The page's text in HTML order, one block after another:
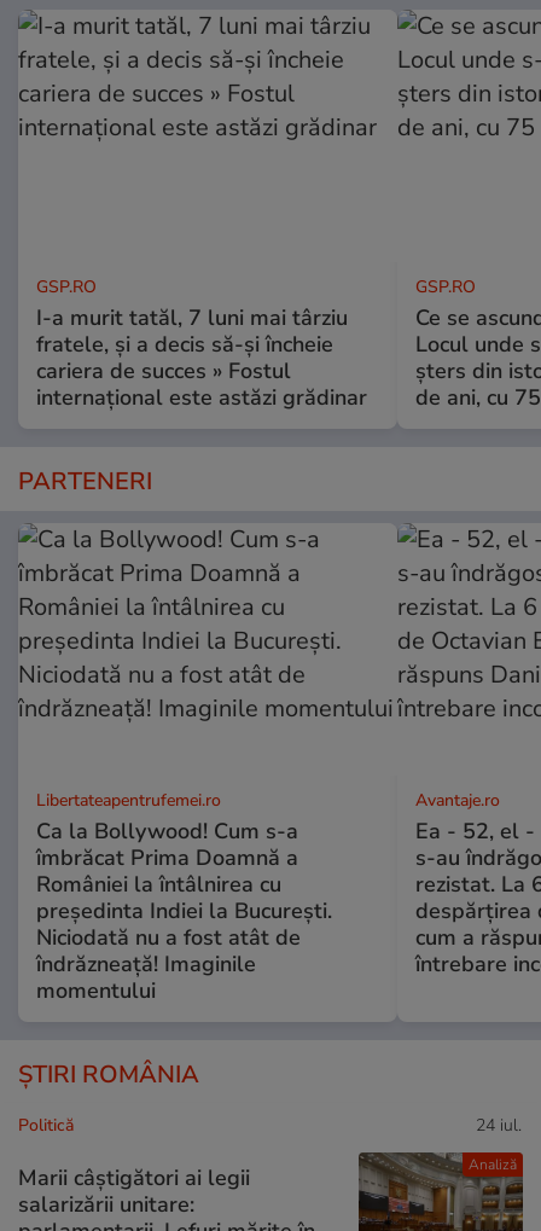
GSP.RO
I-a murit tatăl, 7 luni mai târziu
fratele, și a decis să-și încheie
cariera de succes » Fostul
internațional este astăzi grădinar
GSP.RO
Ce se
Locul unde
șters din
de ani, cu
PARTENERI
Libertateapentrufemei.ro
Ca la Bollywood! Cum s-a
îmbrăcat Prima Doamnă a
României la întâlnirea cu
președinta Indiei la București.
Niciodată nu a fost atât de
îndrăzneață! Imaginile
momentului
Avantaje.ro
Ea - 52, el -
s-au
rezistat. La
despărțirea
cum a
întrebare
ȘTIRI ROMÂNIA
Analiză
Politică 24 iul.
Marii câștigători ai legii
salarizării unitare: